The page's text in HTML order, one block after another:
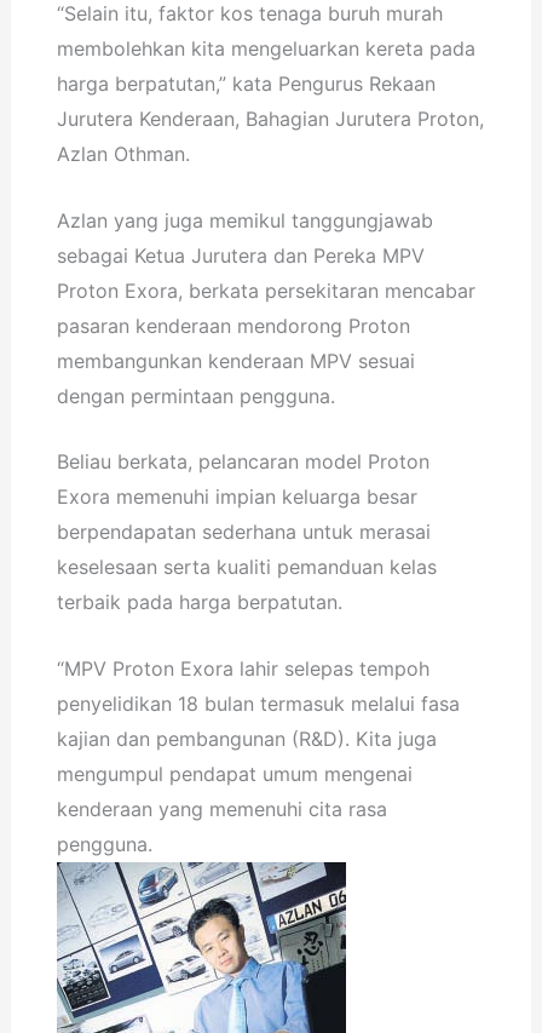
“Selain itu, faktor kos tenaga buruh murah
membolehkan kita mengeluarkan kereta pada
harga berpatutan,” kata Pengurus Rekaan
Jurutera Kenderaan, Bahagian Jurutera Proton,
Azlan Othman.
Azlan yang juga memikul tanggungjawab
sebagai Ketua Jurutera dan Pereka MPV
Proton Exora, berkata persekitaran mencabar
pasaran kenderaan mendorong Proton
membangunkan kenderaan MPV sesuai
dengan permintaan pengguna.
Beliau berkata, pelancaran model Proton
Exora memenuhi impian keluarga besar
berpendapatan sederhana untuk merasai
keselesaan serta kualiti pemanduan kelas
terbaik pada harga berpatutan.
“MPV Proton Exora lahir selepas tempoh
penyelidikan 18 bulan termasuk melalui fasa
kajian dan pembangunan (R&D). Kita juga
mengumpul pendapat umum mengenai
kenderaan yang memenuhi cita rasa
pengguna.